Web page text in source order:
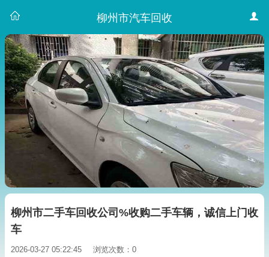
柳州市汽车回收
柳州市二手车回收公司%收购二手车辆，诚信上门收
车
2026-03-27 05:22:45 浏览次数：0